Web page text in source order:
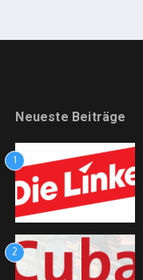
Neueste Beiträge
1
2